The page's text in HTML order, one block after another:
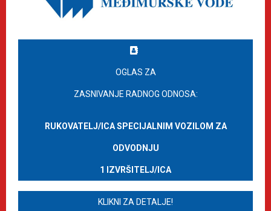
OGLAS ZA
ZASNIVANJE RADNOG ODNOSA:
RUKOVATELJ/ICA SPECIJALNIM VOZILOM ZA
ODVODNJU
1 IZVRŠITELJ/ICA
KLIKNI ZA DETALJE!